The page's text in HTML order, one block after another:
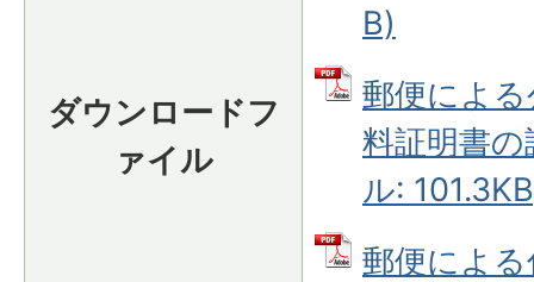
ダウンロードフ
ァイル
B)
郵便によ
料証明書
ル:
郵便によ